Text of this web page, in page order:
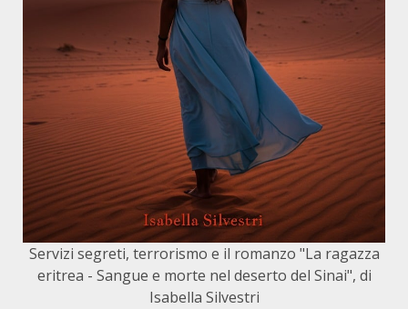
Servizi segreti, terrorismo e il romanzo "La ragazza
eritrea - Sangue e morte nel deserto del Sinai", di
Isabella Silvestri